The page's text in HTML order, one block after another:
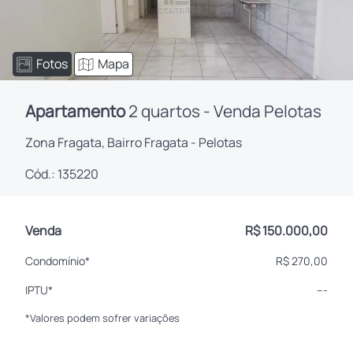
Fotos Mapa
Apartamento2 quartos - Venda Pelotas
Zona Fragata, Bairro Fragata - Pelotas
Cód.: 135220
Venda R$ 150.000,00
Condomínio*
R$ 270,00
IPTU*
---
*Valores podem sofrer variações